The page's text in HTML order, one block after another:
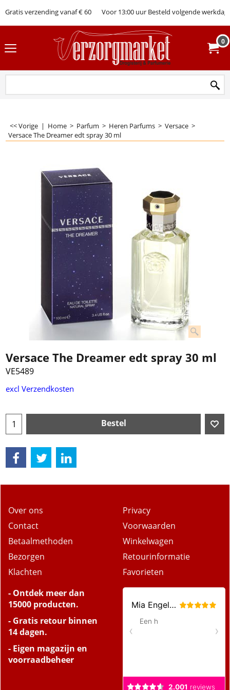
Gratis verzending vanaf € 60 Voor 13:00 uur Besteld volgende werkdag
0
<< Vorige | Home > Parfum > Heren Parfums > Versace >
Versace The Dreamer edt spray 30 ml
Versace The Dreamer edt spray 30 ml
VE5489
€29.99
Bestel
Over ons
Contact
Betaalmethoden
Bezorgen
Klachten
Privacy
Voorwaarden
Winkelwagen
Retourinformatie
Favorieten
- Ontdek meer dan
15000 producten.
- Gratis retour binnen
14 dagen.
- Eigen magazijn en